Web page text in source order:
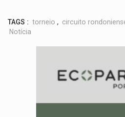
TAGS : torneio , circuito
Notícia